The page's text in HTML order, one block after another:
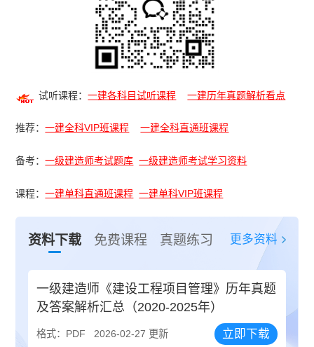
试听课程：一建各科目试听课程 一建历年真题解析看点
推荐：一建全科VIP班课程 一建全科直通班课程
备考：一级建造师考试题库 一级建造师考试学习资料
课程：一建单科直通班课程 一建单科VIP班课程
资料下载 免费课程 真题练习 更多资料
一级建造师《建设工程项目管理》历年真题
及答案解析汇总（2020-2025年）
格式：PDF 2026-02-27 更新 立即下载